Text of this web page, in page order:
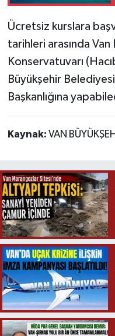
Ücretsiz kurslara
tarihleri arasında
Konservatuvarı
Büyükşehir
Başkanlığına
Kaynak: VAN